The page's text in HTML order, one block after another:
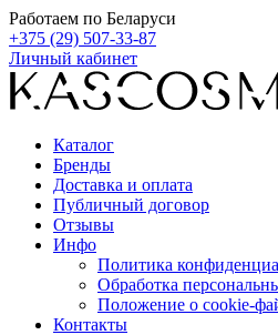
Работаем по Беларуси
+375 (29) 507-33-87
Личный кабинет
Каталог
Бренды
Доставка и оплата
Публичный договор
Отзывы
Инфо
Политика
Обработка
Положение о cookie-
Контакты